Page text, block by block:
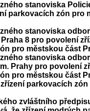
stanoviska
parkovacích zón pro
stanoviska
8 pro povolení
pro městskou část
stanoviska
Prahy pro povolení
pro městskou část
parkovacích
zvláštního